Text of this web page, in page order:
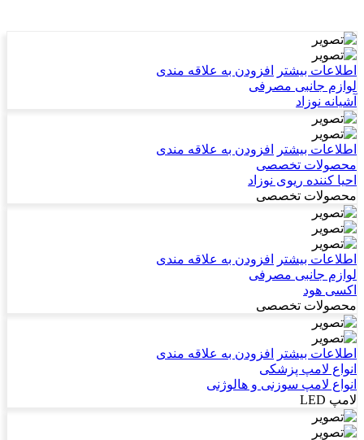
اطلاعات بیشتر
افزودن به علاقه مندی
لوازم جانبی مصرفی
آشیانه نوزاد
اطلاعات بیشتر
افزودن به علاقه مندی
محصولات تخصصی
احیا کننده ریوی نوزاد
محصولات تخصصی
اطلاعات بیشتر
افزودن به علاقه مندی
لوازم جانبی مصرفی
اکسی هود
محصولات تخصصی
اطلاعات بیشتر
افزودن به علاقه مندی
انواع لامپ پزشکی
انواع لامپ سوزنی و هالوژنی
لامپ LED